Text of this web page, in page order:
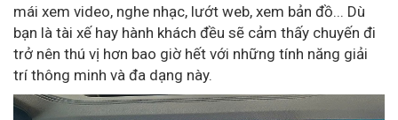
mái xem video, nghe nhạc, lướt web, xem bản đồ... Dù
bạn là tài xế hay hành khách đều sẽ cảm thấy chuyến đi
trở nên thú vị hơn bao giờ hết với những tính năng giải
trí thông minh và đa dạng này.